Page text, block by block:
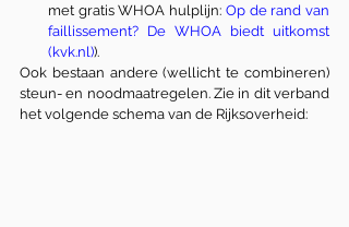
met gratis WHOA hulplijn: Op de rand van
faillissement? De WHOA biedt uitkomst
(kvk.nl)).
Ook bestaan andere (wellicht te combineren)
steun- en noodmaatregelen. Zie in dit verband
het volgende schema van de Rijksoverheid: